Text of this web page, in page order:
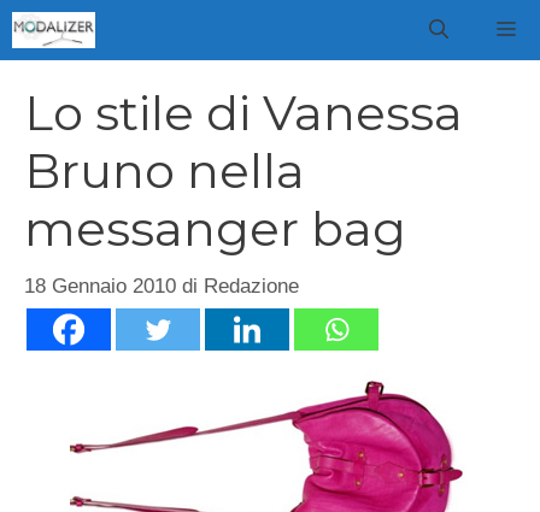
Vai
al
Lo stile di Vanessa
Bruno nella
messanger bag
18 Gennaio 2010 di Redazione